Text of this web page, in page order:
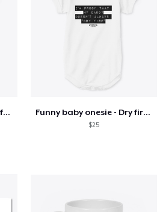
READ THE FINE PRINT _ Safety rules Funny baby onesie - Dry firing
$25